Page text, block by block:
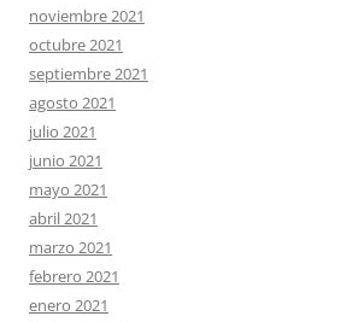
noviembre 2021
octubre 2021
septiembre 2021
agosto 2021
julio 2021
junio 2021
mayo 2021
abril 2021
marzo 2021
febrero 2021
enero 2021